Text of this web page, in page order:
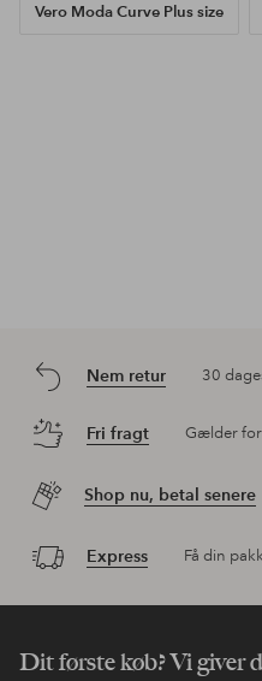
Vero Moda Curve Plus size
Nem retur 30
Fri fragt Gælder
Shop nu, betal senere
Express Få din
Dit første køb? Vi giver